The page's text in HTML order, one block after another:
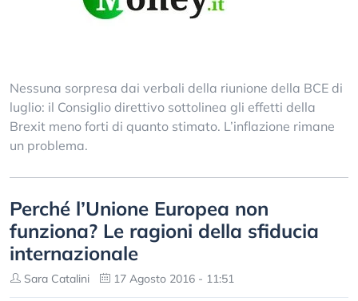
Nessuna sorpresa dai verbali della riunione della BCE di
luglio: il Consiglio direttivo sottolinea gli effetti della
Brexit meno forti di quanto stimato. L’inflazione rimane
un problema.
Perché l’Unione Europea non
funziona? Le ragioni della sfiducia
internazionale
Sara Catalini 17 Agosto 2016 - 11:51